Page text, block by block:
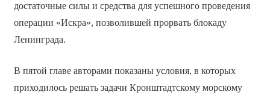
достаточные силы и средства для успешного проведения
операции «Искра», позволившей прорвать блокаду
Ленинграда.
В пятой главе авторами показаны условия, в которых
приходилось решать задачи Кронштадтскому морскому